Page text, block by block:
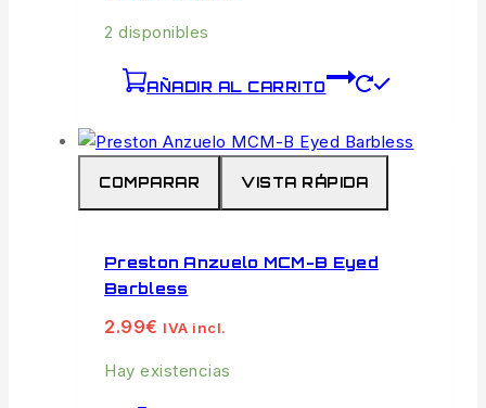
2 disponibles
AÑADIR AL CARRITO
COMPARAR VISTA RÁPIDA
Preston Anzuelo MCM-B Eyed
Barbless
2.99€ IVA incl.
Hay existencias